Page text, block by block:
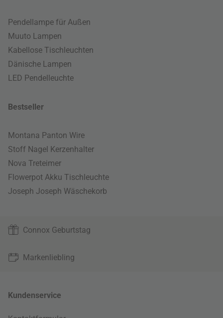
Pendellampe für Außen
Muuto Lampen
Kabellose Tischleuchten
Dänische Lampen
LED Pendelleuchte
Bestseller
Montana Panton Wire
Stoff Nagel Kerzenhalter
Nova Treteimer
Flowerpot Akku Tischleuchte
Joseph Joseph Wäschekorb
Connox Geburtstag
Markenliebling
Kundenservice